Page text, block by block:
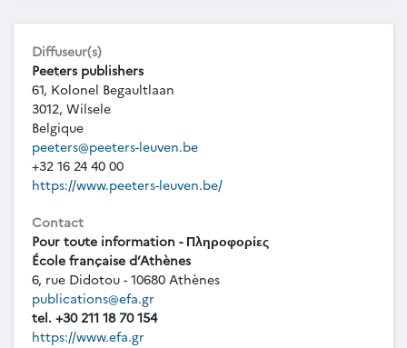
Diffuseur(s)
Peeters publishers
61, Kolonel Begaultlaan
3012, Wilsele
Belgique
peeters@peeters-leuven.be
+32 16 24 40 00
https://www.peeters-leuven.be/
Contact
Pour toute information - Πληροφορίες
École française d’Athènes
6, rue Didotou - 10680 Athènes
publications@efa.gr
tel. +30 211 18 70 154
https://www.efa.gr